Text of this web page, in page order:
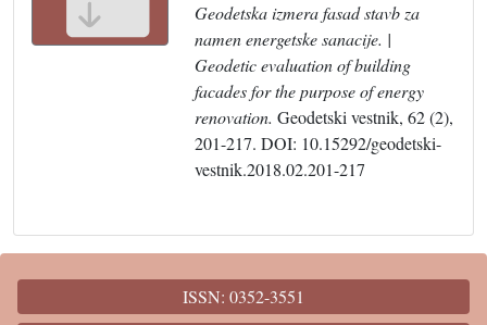
Geodetska izmera fasad stavb za
namen energetske sanacije. |
Geodetic evaluation of building
facades for the purpose of energy
renovation. Geodetski vestnik, 62 (2),
201-217. DOI: 10.15292/geodetski-
vestnik.2018.02.201-217
ISSN: 0352-3551